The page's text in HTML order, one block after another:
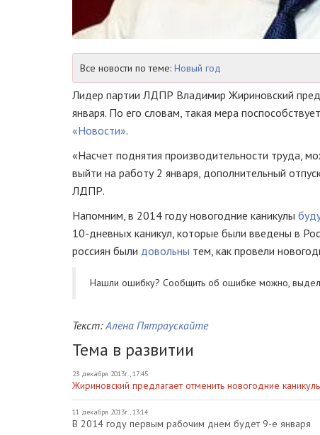
Все новости по теме: Новый год
Лидер партии ЛДПР Владимир Жириновский
января. По его словам, такая мера
«Новости».
«Насчет поднятия производительности труда,
выйти на работу 2 января, дополнительный
ЛДПР.
Напомним, в 2014 году новогодние каникулы
10-дневных каникул, которые были введены в
россиян были довольны тем, как провели
Нашли ошибку? Cообщить об ошибке можно,
Текст:Алёна Пятраускайте
Тема в развитии
23 декабря 2013г., 17:45
Жириновский предлагает отменить новогодние
11 декабря 2013г., 13:14
В 2014 году первым рабочим днем будет 9-е января